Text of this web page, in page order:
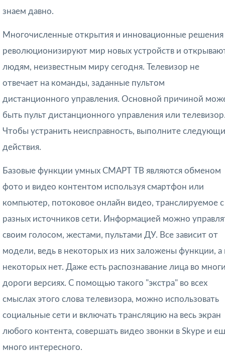
знаем давно.
Многочисленные открытия и инновационные решения
революционизируют мир новых устройств и
людям, неизвестным миру сегодня. Телевизор не
отвечает на команды, заданные пультом
дистанционного управления. Основной причиной
быть пульт дистанционного управления или
Чтобы устранить неисправность, выполните
действия.
Базовые функции умных СМАРТ ТВ являются обменом
фото и видео контентом используя смартфон или
компьютер, потоковое онлайн видео, транслируемое с
разных источников сети. Информацией можно
своим голосом, жестами, пультами ДУ. Все зависит от
модели, ведь в некоторых из них заложены функции, а
некоторых нет. Даже есть распознавание лица во
дороги версиях. С помощью такого "экстра" во всех
смыслах этого слова телевизора, можно использовать
социальные сети и включать трансляцию на весь экран
любого контента, совершать видео звонки в Skype и
много интересного.